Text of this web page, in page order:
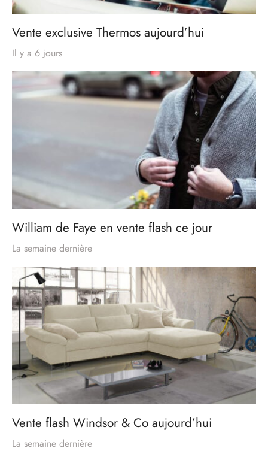
Vente exclusive Thermos aujourd’hui
Il y a 6 jours
William de Faye en vente flash ce jour
La semaine dernière
Vente flash Windsor & Co aujourd’hui
La semaine dernière